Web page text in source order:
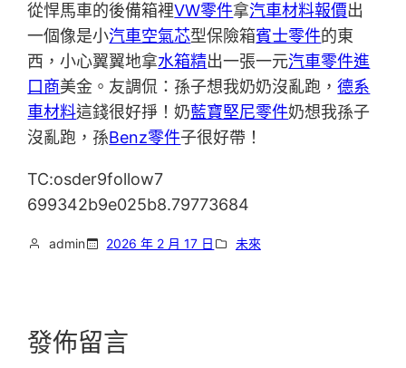
從悍馬車的後備箱裡VW零件拿汽車材料報價出
一個像是小汽車空氣芯型保險箱賓士零件的東
西，小心翼翼地拿水箱精出一張一元汽車零件進
口商美金。友調侃：孫子想我奶奶沒亂跑，德系
車材料這錢很好掙！奶藍寶堅尼零件奶想我孫子
沒亂跑，孫Benz零件子很好帶！
TC:osder9follow7
699342b9e025b8.79773684
admin 2026 年 2 月 17 日 未來
發佈留言